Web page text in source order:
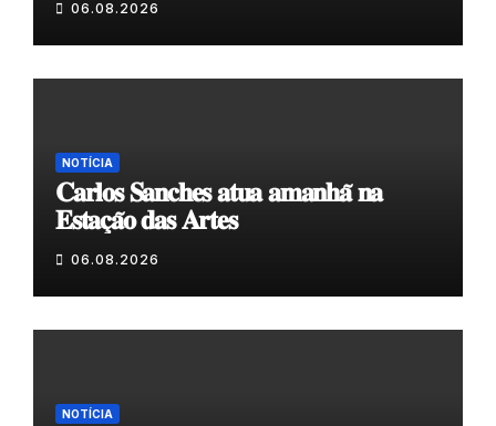
06.08.2026
NOTÍCIA
𝐂𝐚𝐫𝐥𝐨𝐬 𝐒𝐚𝐧𝐜𝐡𝐞𝐬 𝐚𝐭𝐮𝐚 𝐚𝐦𝐚𝐧𝐡𝐚̃ 𝐧𝐚
𝐄𝐬𝐭𝐚𝐜̧𝐚̃𝐨 𝐝𝐚𝐬 𝐀𝐫𝐭𝐞𝐬
06.08.2026
NOTÍCIA